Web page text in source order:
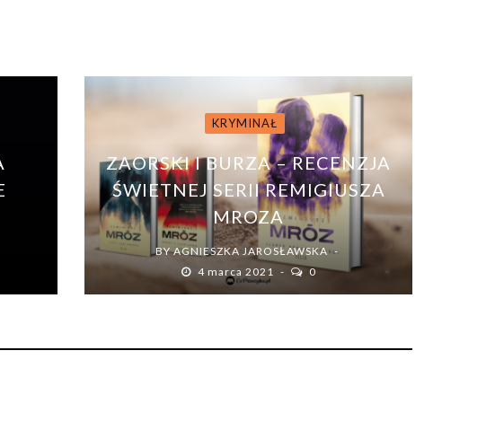
KRYMINAŁ
ZAORSKI I BURZA – RECENZJA
ŚWIETNEJ SERII REMIGIUSZA
MROZA
BYAGNIESZKA JAROSŁAWSKA
4 marca 2021
0